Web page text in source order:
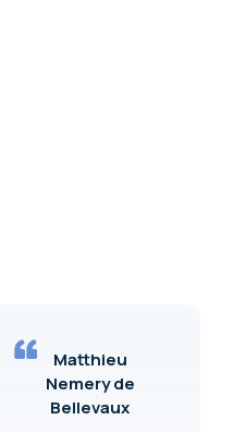
Matthieu
Nemery de
Bellevaux